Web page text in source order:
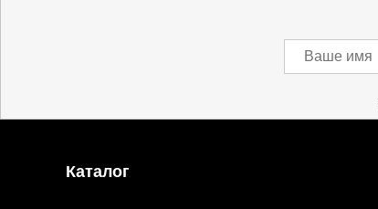
Ваше имя
Каталог